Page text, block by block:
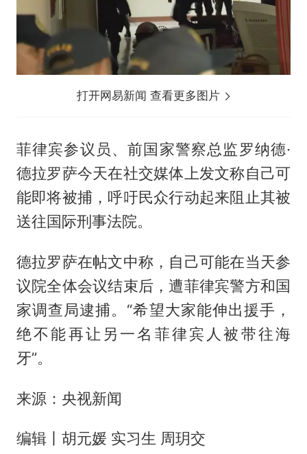
打开网易新闻 查看更多图片
菲律宾参议员、前国家警察总监罗纳德·
德拉罗萨今天在社交媒体上发文称自己可
能即将被捕，呼吁民众行动起来阻止其被
送往国际刑事法院。
德拉罗萨在帖文中称，自己可能在当天参
议院全体会议结束后，遭菲律宾警方和国
家调查局逮捕。“希望大家能伸出援手，
绝不能再让另一名菲律宾人被带往海
牙”。
来源：央视新闻
编辑丨胡元媛 实习生 周玥交